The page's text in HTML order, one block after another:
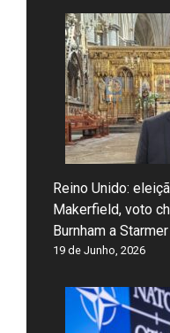
Reino Unido:
Makerfield, voto
Burnham a Starmer
19 de Junho, 2026